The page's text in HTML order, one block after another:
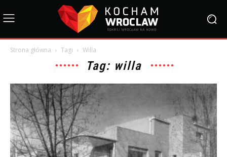
Strona główna Tagi Willa
Tag: willa